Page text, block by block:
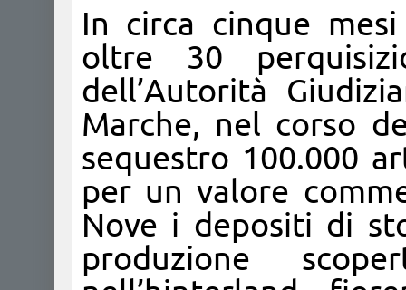
In circa cinque
oltre 30
dell’Autorità
Marche, nel corso
sequestro 100.000
per un valore
Nove i depositi di
produzione